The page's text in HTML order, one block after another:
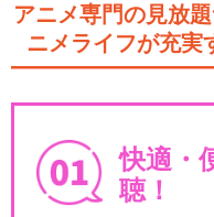
アニメ専門の見放
ニメライフが充実
快適・
聴！